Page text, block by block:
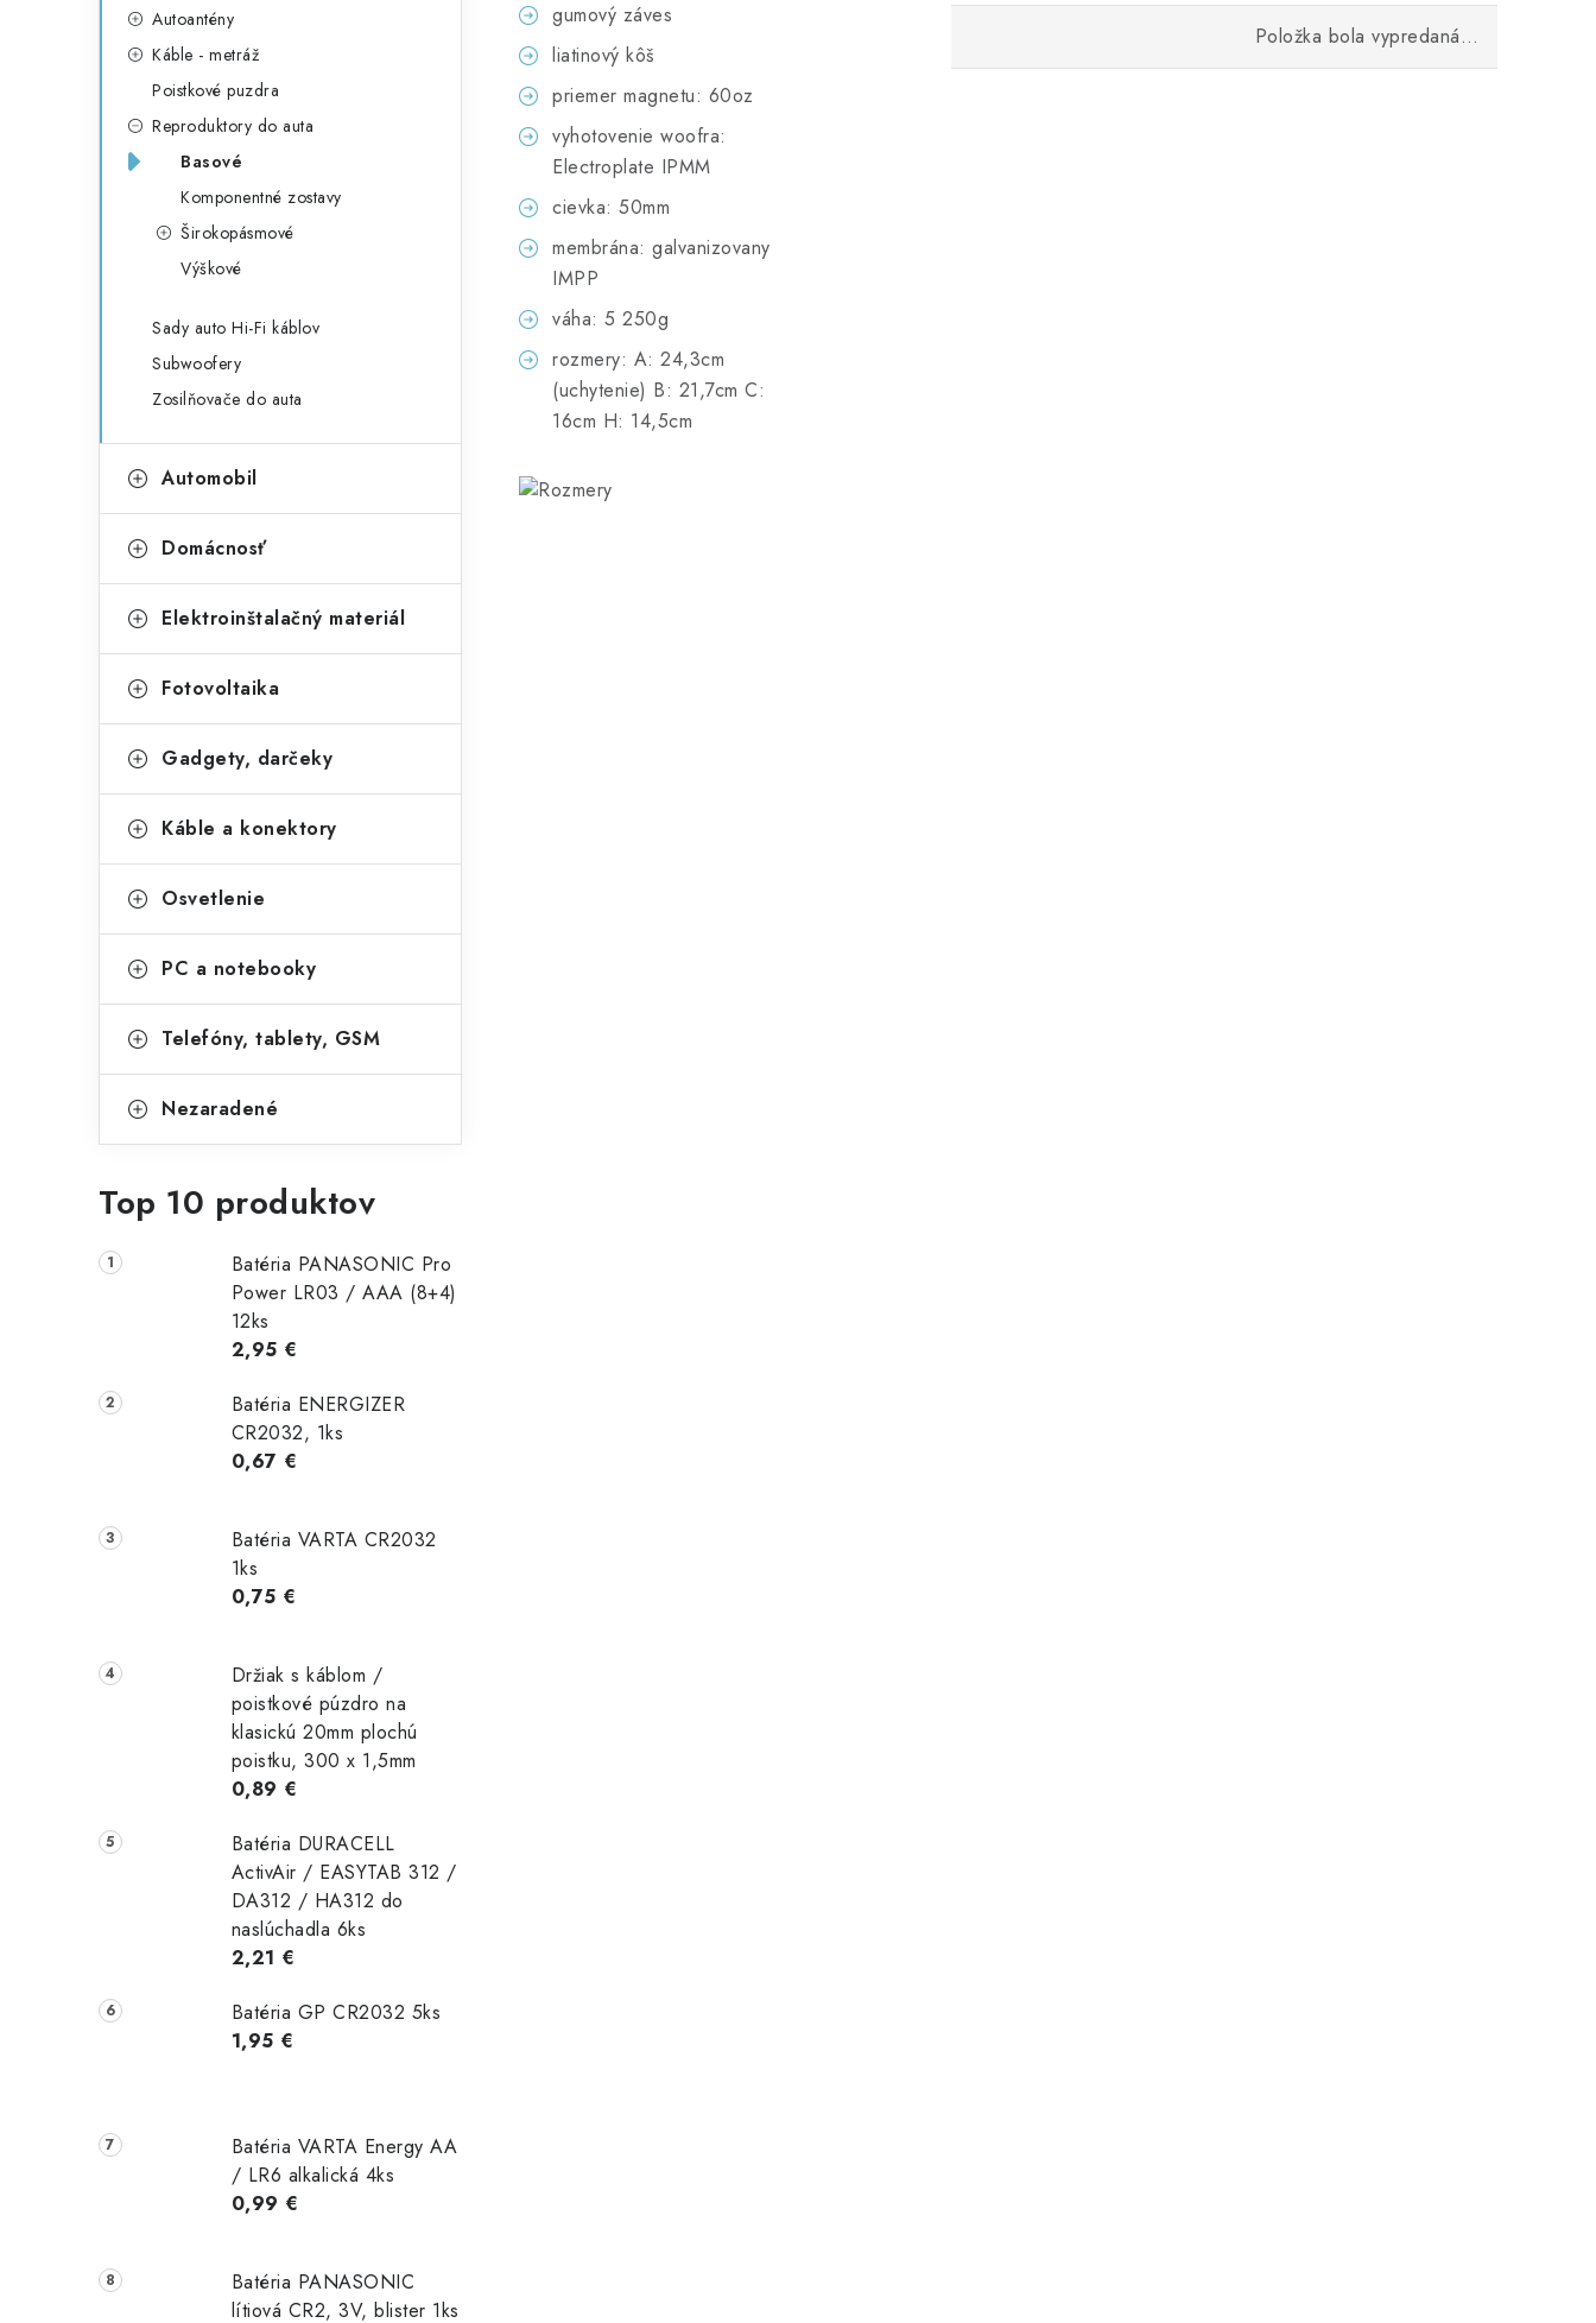
Autoantény
Káble - metráž
Poistkové puzdra
Reproduktory do auta
Basové
Komponentné zostavy
Širokopásmové
Výškové
Sady auto Hi-Fi káblov
Subwoofery
Zosilňovače do auta
Automobil
Domácnosť
Elektroinštalačný materiál
Fotovoltaika
Gadgety, darčeky
Káble a konektory
Osvetlenie
PC a notebooky
Telefóny, tablety, GSM
Nezaradené
Top 10 produktov
Batéria PANASONIC Pro
Power LR03 / AAA (8+4)
12ks
2,95 €
Batéria ENERGIZER
CR2032, 1ks
0,67 €
Batéria VARTA CR2032
1ks
0,75 €
Držiak s káblom /
poistkové púzdro na
klasickú 20mm plochú
poistku, 300 x 1,5mm
0,89 €
Batéria DURACELL
ActivAir / EASYTAB 312 /
DA312 / HA312 do
naslúchadla 6ks
2,21 €
Batéria GP CR2032 5ks
1,95 €
Batéria VARTA Energy AA
/ LR6 alkalická 4ks
0,99 €
Batéria PANASONIC
lítiová CR2, 3V, blister 1ks
gumový záves
liatinový kôš
priemer magnetu: 60oz
vyhotovenie woofra:
Electroplate IPMM
cievka: 50mm
membrána: galvanizovany
IMPP
váha: 5 250g
rozmery: A: 24,3cm
(uchytenie) B: 21,7cm C:
16cm H: 14,5cm
Položka bola vypredaná…